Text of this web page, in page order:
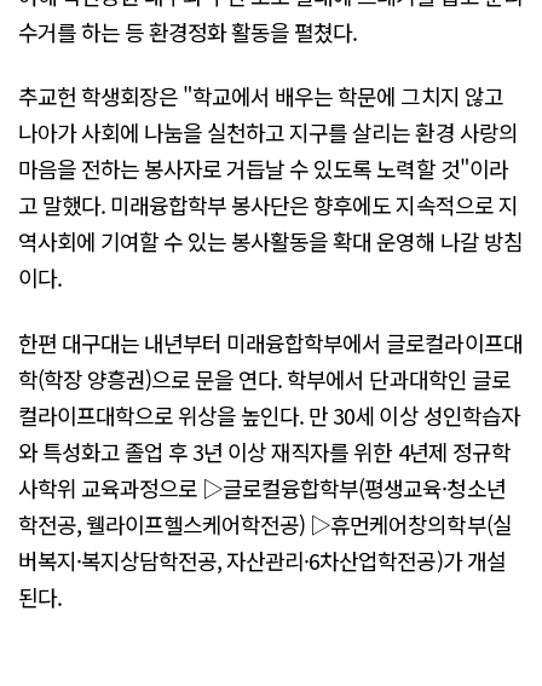
수거를 하는 등 환경정화 활동을 펼쳤다.
추교헌 학생회장은 "학교에서 배우는 학문에 그치지 않고
나아가 사회에 나눔을 실천하고 지구를 살리는 환경 사랑의
마음을 전하는 봉사자로 거듭날 수 있도록 노력할 것"이라
고 말했다. 미래융합학부 봉사단은 향후에도 지속적으로 지
역사회에 기여할 수 있는 봉사활동을 확대 운영해 나갈 방침
이다.
한편 대구대는 내년부터 미래융합학부에서 글로컬라이프대
학(학장 양흥권)으로 문을 연다. 학부에서 단과대학인 글로
컬라이프대학으로 위상을 높인다. 만 30세 이상 성인학습자
와 특성화고 졸업 후 3년 이상 재직자를 위한 4년제 정규학
사학위 교육과정으로 ▷글로컬융합학부(평생교육·청소년
학전공, 웰라이프헬스케어학전공) ▷휴먼케어창의학부(실
버복지·복지상담학전공, 자산관리·6차산업학전공)가 개설
된다.